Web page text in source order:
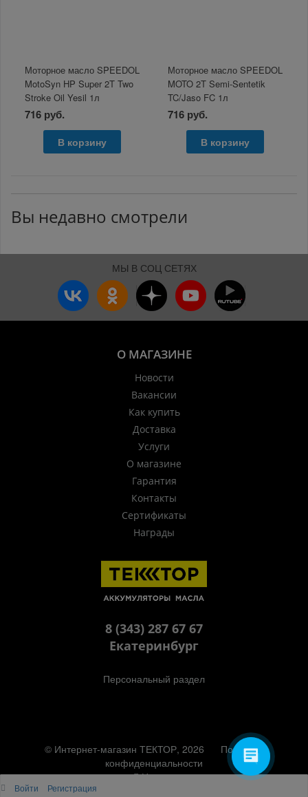
Моторное масло SPEEDOL
MotoSyn HP Super 2T Two
Stroke Oil Yesil 1л
716 руб.
В корзину
Моторное масло SPEEDOL
MOTO 2T Semi-Sentetik
TC/Jaso FC 1л
716 руб.
В корзину
Вы недавно смотрели
МЫ В СОЦ СЕТЯХ
О МАГАЗИНЕ
Новости
Вакансии
Как купить
Доставка
Услуги
О магазине
Гарантия
Контакты
Сертификаты
Награды
8 (343) 287 67 67
Екатеринбург
Персональный раздел
© Интернет-магазин ТЕКТОР, 2026
Политика
конфиденциальности
Наверх
Войти Регистрация